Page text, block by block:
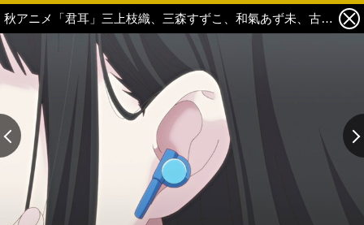
秋アニメ「君耳」三上枝織、三森すずこ、和氣あず未、古賀葵らがASMRに挑戦！ “脳みそゾワゾワ”なPV公開 8枚目の写真・画像